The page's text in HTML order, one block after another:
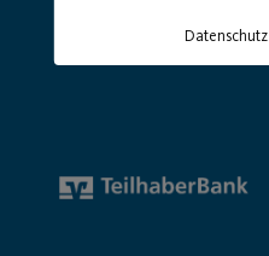
Hauptsponsor
Datenschutz